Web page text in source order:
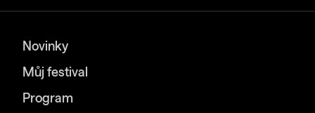
Novinky
Můj festival
Program